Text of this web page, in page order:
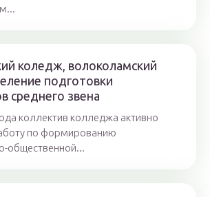
коледж, волоколамский
подготовки
среднего звена
коллектив колледжа активно
по формированию
общественной...